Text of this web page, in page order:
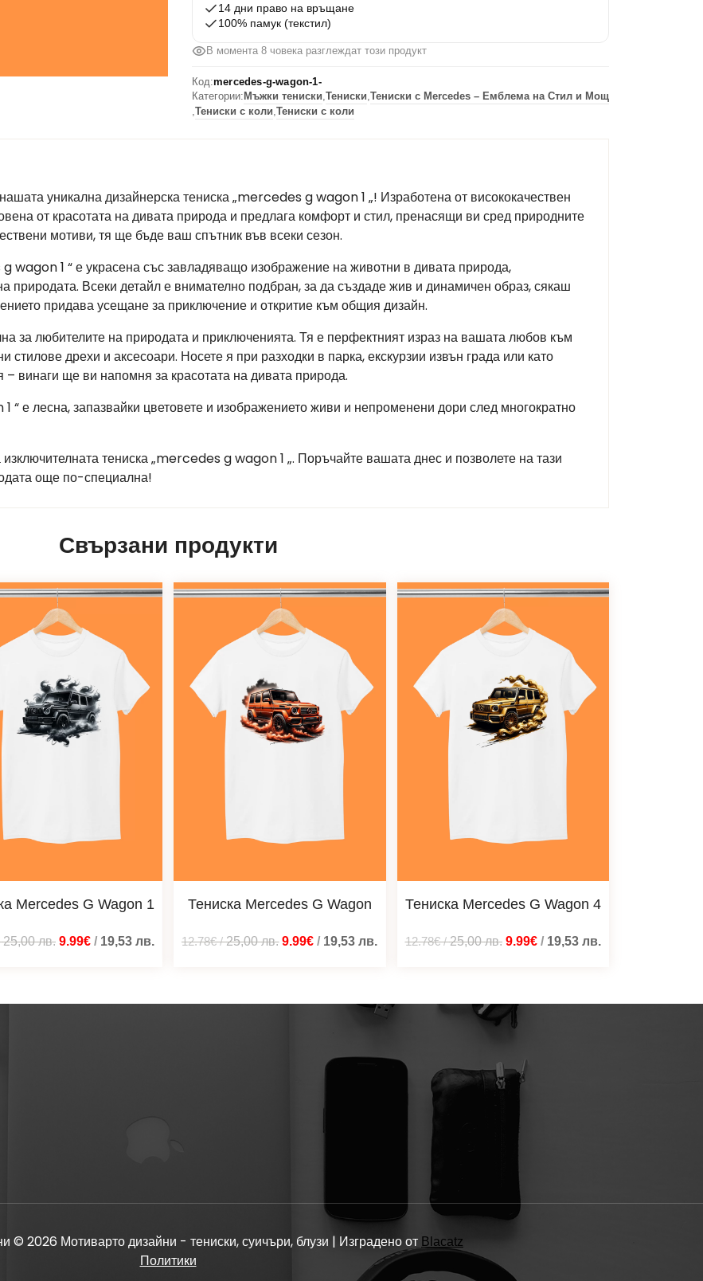
14 дни право на връщане
100% памук (текстил)
В момента 8 човека разглеждат този продукт
Код:mercedes-g-wagon-1-
Категории: Мъжки тениски,Тениски,Тениски с Mercedes – Емблема на Стил и Мощ
,Тениски с коли,Тениски с коли
уникална дизайнерска тениска „mercedes g wagon 1 „! Изработена от висококачествен
от красотата на дивата природа и предлага комфорт и стил, пренасящи ви сред природните
мотиви, тя ще бъде ваш спътник във всеки сезон.
wagon 1 “ е украсена със завладяващо изображение на животни в дивата природа,
природата. Всеки детайл е внимателно подбран, за да създаде жив и динамичен образ, сякаш
придава усещане за приключение и откритие към общия дизайн.
за любителите на природата и приключенията. Тя е перфектният израз на вашата любов към
стилове дрехи и аксесоари. Носете я при разходки в парка, екскурзии извън града или като
винаги ще ви напомня за красотата на дивата природа.
“ е лесна, запазвайки цветовете и изображението живи и непроменени дори след многократно
тениска „mercedes g wagon 1 „. Поръчайте вашата днес и позволете на тази
още по-специална!
Свързани продукти
Mercedes G Wagon 1
25,00лв. 9.99€/ 19,53 лв.
Тениска Mercedes G Wagon
12.78€/25,00лв. 9.99€ / 19,53лв.
Тениска Mercedes G Wagon 4
12.78€/25,00лв. 9.99€/ 19,53 лв.
© 2026 Мотиварто дизайни - тениски, суичъри, блузи | Изградено от Blacatz
Политики